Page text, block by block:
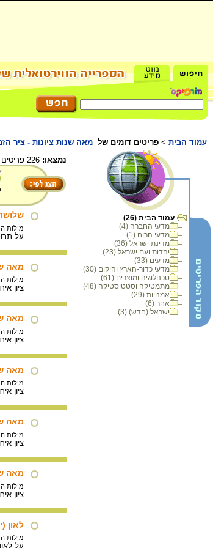
עמוד הבית > פריטים דומים של מאה שנות ציונות - ציר הזמן : 1972-
עמוד הבית (26)
מדעי החברה (4)
מדעי הרוח (1)
מדינת ישראל (36)
יהדות ועם ישראל (23)
מדעים (33)
מדעי כדור-הארץ והיקום (30)
טכנולוגיה ומוצרים (61)
מתמטיקה וסטטיסטיקה (48)
אמנויות (29)
אחר (6)
ישראל (חדש) (3)
נמצאו:
מילות
על
מאה
מילות
ציון
מאה
מילות
ציון
מאה
מילות
ציון
מאה
מילות
ציון
מאה
מילות
ציון
לאון
מילות
על לאון (יהודה לייב)